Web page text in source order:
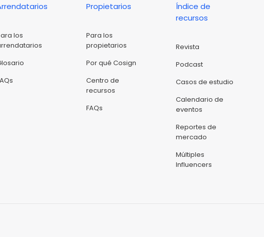
los
Propietarios
Para los
propietarios
Por qué Cosign
Centro de
recursos
FAQs
Índice de
recursos
Revista
Podcast
Casos de estudio
Calendario de
eventos
Reportes de
mercado
Múltiples
Influencers